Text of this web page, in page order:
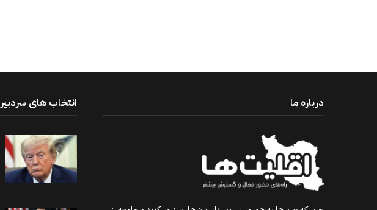
درباره ما انتخاب های سردبیر